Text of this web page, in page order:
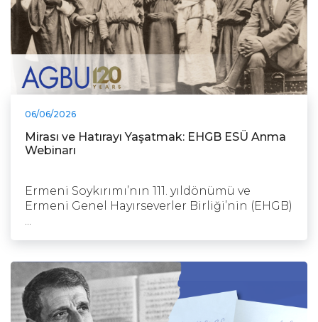
06/06/2026
Mirası ve Hatırayı Yaşatmak: EHGB ESÜ Anma
Webinarı
Ermeni Soykırımı’nın 111. yıldönümü ve
Ermeni Genel Hayırseverler Birliği’nin (EHGB)